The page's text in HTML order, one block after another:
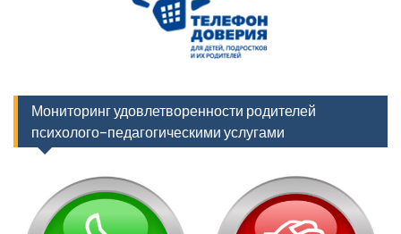
Мониторинг удовлетворенности родителей
психолого-педагогическими услугами